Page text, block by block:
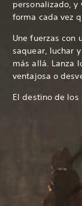
personalizado,
forma cada vez
Une fuerzas con
saquear, luchar
más allá. Lanza
ventajosa o
El destino de los